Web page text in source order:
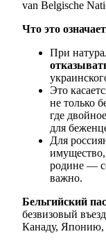
van Belgische
Что это
При
Это
не только
где
для
Для
имущество,
родине —
важно.
Бельгийский
безвизовый
Канаду, Японию,